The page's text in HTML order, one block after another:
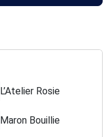
L’Atelier Rosie
Maron Bouillie